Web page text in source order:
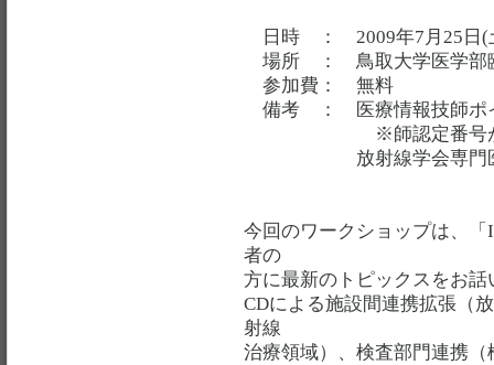
日時 ： 2009年7月25日(
場所 ： 鳥取大学医学部
参加費： 無料
備考 ： 医療情報技師ポ
※師認定番号がわか
放射線学会専門医更
今回のワークショップは、
者の
方に最新のトピックスをお話
CDによる施設間連携拡張（
射線
治療領域）、検査部門連携